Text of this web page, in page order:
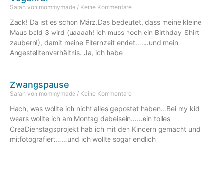
Sarah von mommymade Keine Kommentare
Zack! Da ist es schon März.Das bedeutet, dass meine kleine
Maus bald 3 wird (uaaaah! ich muss noch ein Birthday-Shirt
zaubern!), damit meine Elternzeit endet….…und mein
Angestelltenverhältnis. Ja, ich habe
Zwangspause
Sarah von mommymade Keine Kommentare
Hach, was wollte ich nicht alles gepostet haben…Bei my kid
wears wollte ich am Montag dabeisein……ein tolles
CreaDienstagsprojekt hab ich mit den Kindern gemacht und
mitfotografiert……und ich wollte sogar endlich